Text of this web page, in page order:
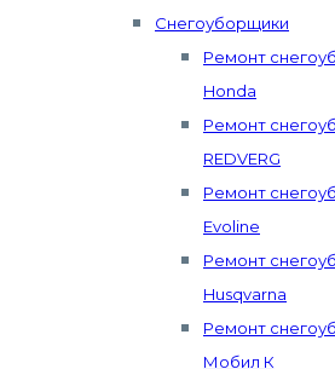
Снегоуборщики
Ремонт
Honda
Ремонт
REDVERG
Ремонт
Evoline
Ремонт
Husqvarna
Ремонт
Мобил К